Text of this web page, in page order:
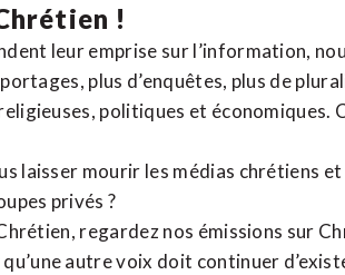
!
leur emprise sur l’information,
plus d’enquêtes, plus de
politiques et économiques.
laisser mourir les médias chrétiens
privés ?
regardez nos émissions sur
autre voix doit continuer